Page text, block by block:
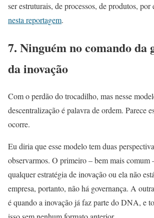
ser estruturais, de processos, de produtos, por
nesta reportagem.
7. Ninguém no comando da
da inovação
Com o perdão do trocadilho, mas nesse
descentralização é palavra de ordem. Parece
ocorre.
Eu diria que esse modelo tem duas
observarmos. O primeiro – bem mais comum
qualquer estratégia de inovação ou ela não
empresa, portanto, não há governança. A
é quando a inovação já faz parte do DNA, e